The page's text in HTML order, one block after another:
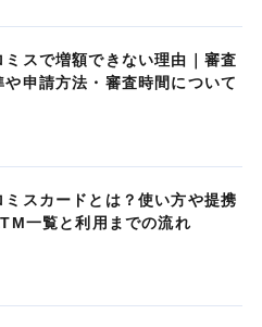
ミスで増額できない理由｜審査
や申請方法・審査時間について
ミスカードとは？使い方や提携
一覧と利用までの流れ